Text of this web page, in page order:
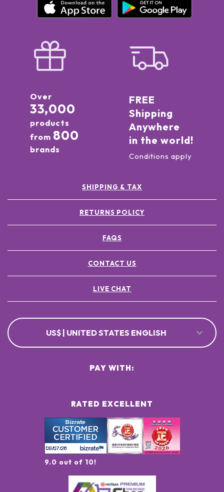
Over
33,000
products
from 800
brands
FREE
Shipping
Anywhere
in the world!
Conditions apply
SHIPPING & TAX
RETURNS POLICY
FAQS
CONTACT US
LIVE CHAT
US$ | UNITED STATES ENGLISH
RATED EXCELLENT
9.0 out of 10!
PAY WITH: